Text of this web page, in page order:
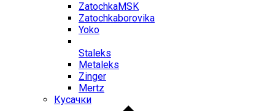
ZatochkaMSK
Zatochkaborovika
Yoko
Staleks
Metaleks
Zinger
Mertz
Кусачки